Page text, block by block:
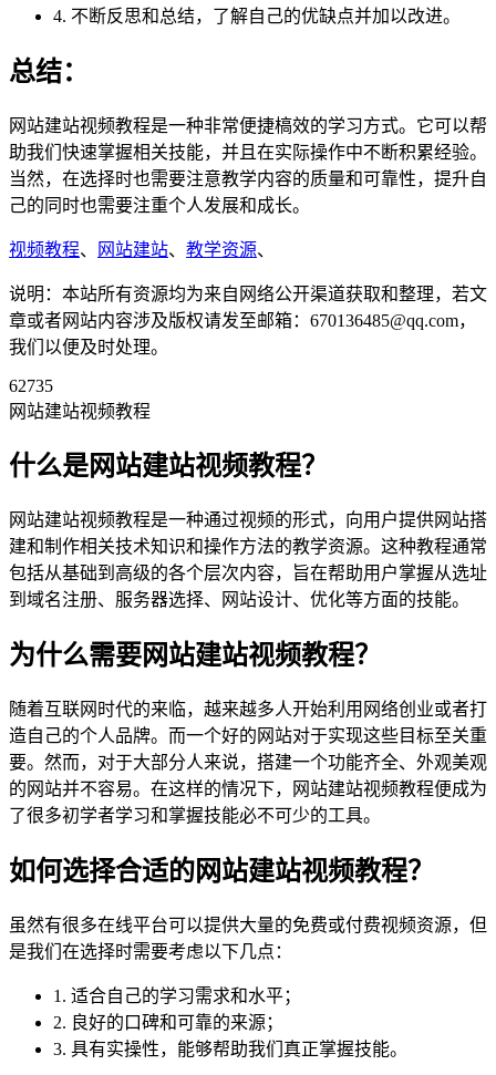
4. 不断反思和总结，了解自己的优缺点并加以改进。
总结：
网站建站视频教程是一种非常便捷槁效的学习方式。它可以帮
助我们快速掌握相关技能，并且在实际操作中不断积累经验。
当然，在选择时也需要注意教学内容的质量和可靠性，提升自
己的同时也需要注重个人发展和成长。
视频教程、 网站建站、 教学资源、
说明：本站所有资源均为来自网络公开渠道获取和整理，若文
章或者网站内容涉及版权请发至邮箱：670136485@qq.com，
我们以便及时处理。
62735
网站建站视频教程
什么是网站建站视频教程？
网站建站视频教程是一种通过视频的形式，向用户提供网站搭
建和制作相关技术知识和操作方法的教学资源。这种教程通常
包括从基础到高级的各个层次内容，旨在帮助用户掌握从选址
到域名注册、服务器选择、网站设计、优化等方面的技能。
为什么需要网站建站视频教程？
随着互联网时代的来临，越来越多人开始利用网络创业或者打
造自己的个人品牌。而一个好的网站对于实现这些目标至关重
要。然而，对于大部分人来说，搭建一个功能齐全、外观美观
的网站并不容易。在这样的情况下，网站建站视频教程便成为
了很多初学者学习和掌握技能必不可少的工具。
如何选择合适的网站建站视频教程？
虽然有很多在线平台可以提供大量的免费或付费视频资源，但
是我们在选择时需要考虑以下几点：
1. 适合自己的学习需求和水平；
2. 良好的口碑和可靠的来源；
3. 具有实操性，能够帮助我们真正掌握技能。